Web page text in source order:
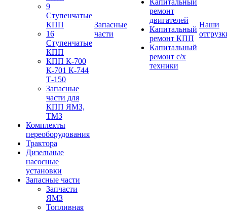
9
Ступенчатые
КПП
16
Ступенчатые
КПП
КПП К-700
К-701 К-744
Т-150
Запасные
части для
КПП ЯМЗ,
ТМЗ
Комплекты
переоборудования
Трактора
Дизельные
насосные
установки
Запасные части
Запчасти
ЯМЗ
Топливная
Запасные
части
Капитальный
ремонт
двигателей
Капитальный
ремонт КПП
Капитальный
ремонт с/х
техники
Наши